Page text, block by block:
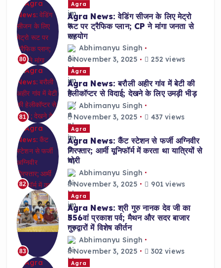
80
Agra
Agra News: वेडिंग सीजन के लिए मेट्रो
रूट पर ट्रैफिक प्लान; CP ने मांगा जनता से
सहयोग
Abhimanyu Singh
November 3, 2025
252 views
81
Agra
Agra News: बरौली अहीर गांव में बेटी की
हेलीकॉप्टर से विदाई; देखने के लिए उमड़ी भीड़
Abhimanyu Singh
November 3, 2025
437 views
82
Agra
Agra News: कैंट स्टेशन से फर्जी अग्निवीर
गिरफ्तार; आर्मी यूनिफॉर्म में करता था यात्रियों से
चोरी
Abhimanyu Singh
November 3, 2025
901 views
83
Agra
Agra News: श्री गुरु नानक देव जी का
556वां प्रकाश पर्व; मैथन और सदर बाजार
गुरुद्वारों में विशेष कीर्तन
Abhimanyu Singh
November 3, 2025
302 views
Agra